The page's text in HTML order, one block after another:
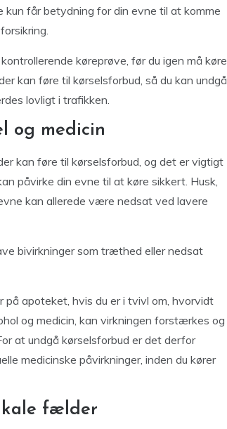
får betydning for din evne til at komme
køreprøve, før du igen må køre
kan føre til kørselsforbud, så du kan undgå
lovligt i trafikken.
og medicin
kan føre til kørselsforbud, og det er vigtigt
påvirke din evne til at køre sikkert. Husk,
kan allerede være nedsat ved lavere
bivirkninger som træthed eller nedsat
apoteket, hvis du er i tvivl om, hvorvidt
og medicin, kan virkningen forstærkes og
at undgå kørselsforbud er det derfor
medicinske påvirkninger, inden du kører
fælder